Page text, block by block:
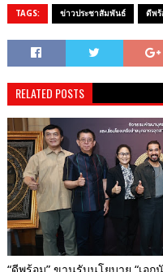
TAGS: ข่าวประชาสัมพันธ์ ดีพร้
RELATED POSTS